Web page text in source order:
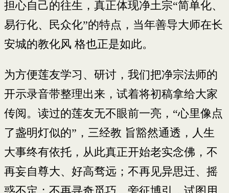
担心自己的往生，真正体现净土宗“简单化、
易行化、民众化”的特点，当年善导大师在长
安城的教化风 格也正是如此。
为方便莲友学习、研讨，我们把净宗法师的
开示录音带整理出来，试着将初稿拿给大家
传阅。读过的莲友无不眼前一亮，“心里像点
了盏明灯似的”，三经教 旨豁然通透，人生
大事终有依托，从此真正开始老实念佛，不
再妄自尊大、好高骛远；不再见异思迁、摇